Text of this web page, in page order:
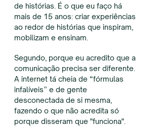
de histórias. É o que eu faço há
mais de 15 anos: criar experiências
ao redor de histórias que inspiram,
mobilizam e ensinam.
Segundo , porque eu acredito que a
comunicação precisa ser diferente.
A internet tá cheia de “fórmulas
infalíveis” e de gente
desconectada de si mesma,
fazendo o que não acredita só
porque disseram que "funciona".